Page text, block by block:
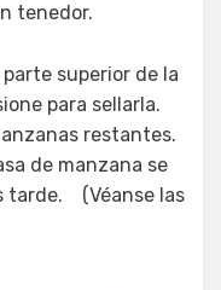
tenedor.
superior de la
para sellarla.
restantes.
de manzana se
tarde. (Véanse las